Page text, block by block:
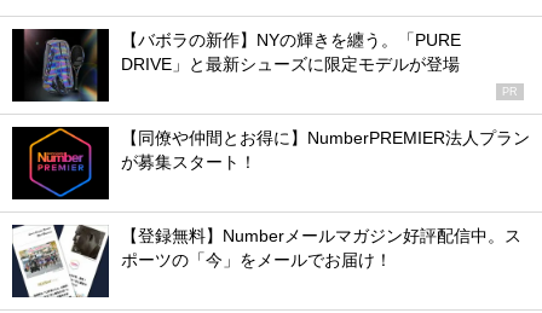
【バボラの新作】NYの輝きを纏う。「PURE
DRIVE」と最新シューズに限定モデルが登場
PR
【同僚や仲間とお得に】NumberPREMIER法人プラン
が募集スタート！
【登録無料】Numberメールマガジン好評配信中。ス
ポーツの「今」をメールでお届け！